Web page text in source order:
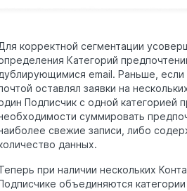
корректной сегментации
Категорий
email. Раньше, если
оставлял заявки на
Подписчик с одной категорией
суммировать
свежие записи, либо
данных.
при наличии нескольких
объединяются